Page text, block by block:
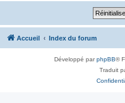
Accueil Index du forum
Développé parphpBB®
Traduit